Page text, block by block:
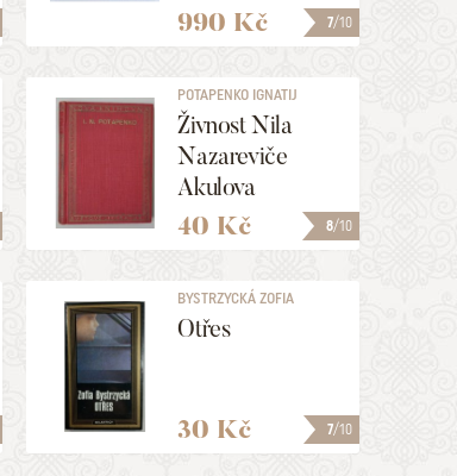
7/10
990 Kč
8/10
POTAPENKO IGNATIJ
NIKOLAJEVIČ
Živnost Nila
Nazareviče
Akulova
40 Kč
7/10
BYSTRZYCKÁ ZOFIA
Otřes
30 Kč